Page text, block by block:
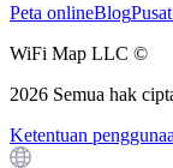
Peta onlineBlog
WiFi Map LLC ©
2026 Semua hak
Ketentuan